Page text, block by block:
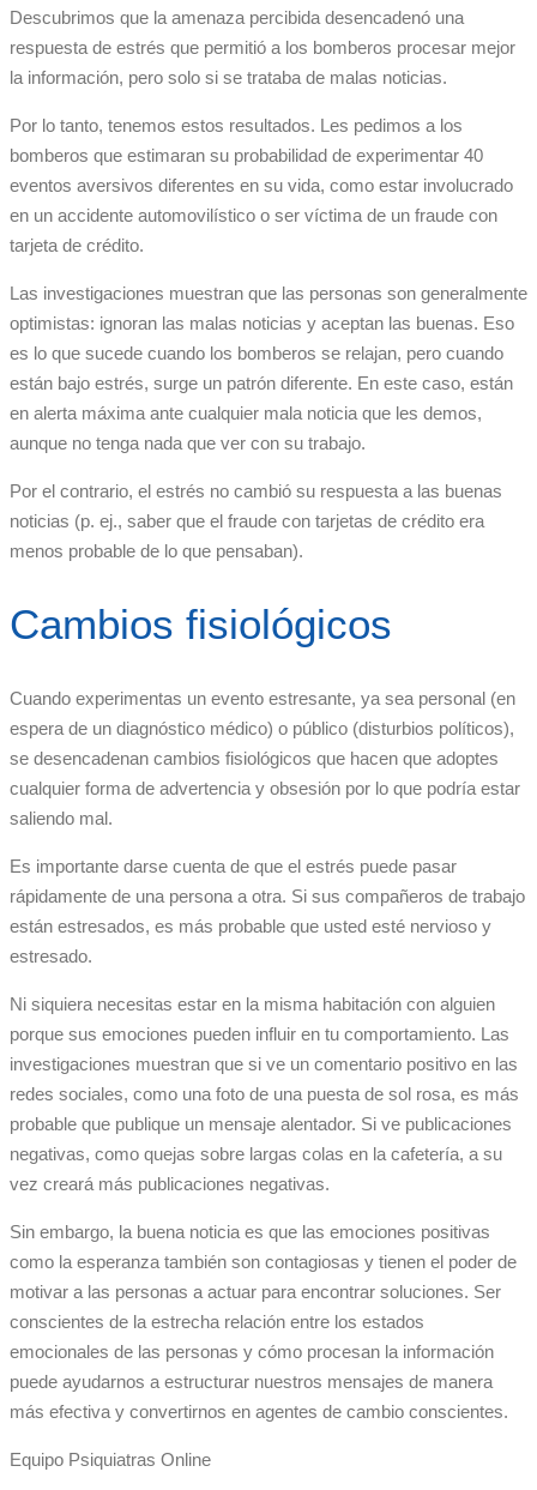
Descubrimos que la amenaza percibida desencadenó una
respuesta de estrés que permitió a los bomberos procesar mejor
la información, pero solo si se trataba de malas noticias.
Por lo tanto, tenemos estos resultados. Les pedimos a los
bomberos que estimaran su probabilidad de experimentar 40
eventos aversivos diferentes en su vida, como estar involucrado
en un accidente automovilístico o ser víctima de un fraude con
tarjeta de crédito.
Las investigaciones muestran que las personas son generalmente
optimistas: ignoran las malas noticias y aceptan las buenas. Eso
es lo que sucede cuando los bomberos se relajan, pero cuando
están bajo estrés, surge un patrón diferente. En este caso, están
en alerta máxima ante cualquier mala noticia que les demos,
aunque no tenga nada que ver con su trabajo.
Por el contrario, el estrés no cambió su respuesta a las buenas
noticias (p. ej., saber que el fraude con tarjetas de crédito era
menos probable de lo que pensaban).
Cambios fisiológicos
Cuando experimentas un evento estresante, ya sea personal (en
espera de un diagnóstico médico) o público (disturbios políticos),
se desencadenan cambios fisiológicos que hacen que adoptes
cualquier forma de advertencia y obsesión por lo que podría estar
saliendo mal.
Es importante darse cuenta de que el estrés puede pasar
rápidamente de una persona a otra. Si sus compañeros de trabajo
están estresados, es más probable que usted esté nervioso y
estresado.
Ni siquiera necesitas estar en la misma habitación con alguien
porque sus emociones pueden influir en tu comportamiento. Las
investigaciones muestran que si ve un comentario positivo en las
redes sociales, como una foto de una puesta de sol rosa, es más
probable que publique un mensaje alentador. Si ve publicaciones
negativas, como quejas sobre largas colas en la cafetería, a su
vez creará más publicaciones negativas.
Sin embargo, la buena noticia es que las emociones positivas
como la esperanza también son contagiosas y tienen el poder de
motivar a las personas a actuar para encontrar soluciones. Ser
conscientes de la estrecha relación entre los estados
emocionales de las personas y cómo procesan la información
puede ayudarnos a estructurar nuestros mensajes de manera
más efectiva y convertirnos en agentes de cambio conscientes.
Equipo Psiquiatras Online